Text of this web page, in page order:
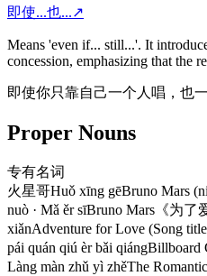
即使...也...↗
Means 'even if... still...'. It
concession, emphasizing that the
即使你只靠自己一个人唱，也一
Proper Nouns
专有名词
火星哥Huǒ xīng gēBruno Mars
nuò · Mǎ ěr sīBruno Mars 《为了
xiǎnAdventure for Love (Song
pái quán qiú èr bǎi qiángBillboard
Làng màn zhǔ yì zhěThe